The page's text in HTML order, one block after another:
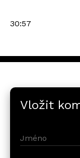
30:57
Vložit